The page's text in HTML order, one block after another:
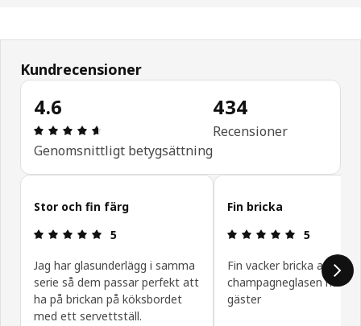
Kundrecensioner
4.6
Recension: 4.6 utav 5 stjärnor. Totalt antal
Genomsnittligt betygsättning
434
Recensioner
Hoppa över
Stor och fin färg
Recension: 5 utav 5 stjärnor.
5
Jag har glasunderlägg i samma
serie så dem passar perfekt att
ha på brickan på köksbordet
med ett servettställ.
Fin bricka
5
Fin vacker bricka att ha
champagneglasen när vi
gäster